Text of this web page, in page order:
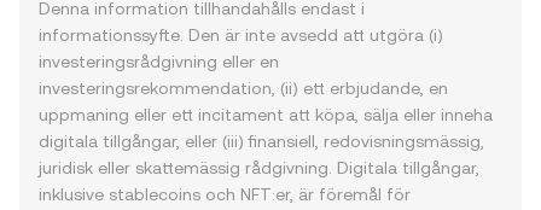
Denna information tillhandahålls endast i
informationssyfte. Den är inte avsedd att utgöra (i)
investeringsrådgivning eller en
investeringsrekommendation, (ii) ett erbjudande, en
uppmaning eller ett incitament att köpa, sälja eller inneha
digitala tillgångar, eller (iii) finansiell, redovisningsmässig,
juridisk eller skattemässig rådgivning. Digitala tillgångar,
inklusive stablecoins och NFT:er, är föremål för